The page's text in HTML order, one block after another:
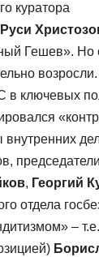
куратора
Руси
Гешев».
в ключевых
внутренних
, Георгий
отдела
–